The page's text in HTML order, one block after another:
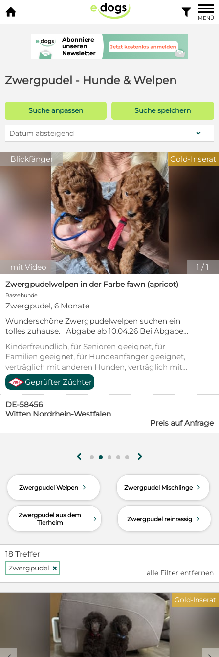
 
MENÜ
Zwergpudel - Hunde & Welpen
Suche anpassen Suche speichern
Datum absteigend
Blickfänger
1 /1
mit Video
Gold-Inserat
Zwergpudelwelpen in der Farbe fawn (apricot)
Rassehunde
Zwergpudel, 6 Monate
Wunderschöne Zwergpudelwelpen suchen ein
tolles zuhause. Abgabe ab 10.04.26 Bei Abgabe
geimpft, gechipt, mehrfach entwurmt. - VDH
Papiere. Die Eltern sind auf Erbkrankheiten
untersucht. Bei Interesse rufen Sie mich gerne an :
02302/ 73522
Kinderfreundlich, für Senioren geeignet, für
Familien geeignet, für Hundeanfänger geeignet,
verträglich mit anderen Hunden, verträglich mit
Katzen, geimpft (mind. Pflichtimpfungen),
entwurmt, gechipt, mit EU-Heimtierausweis,
Welpenwurf, Allergikerfreundlich
Geprüfter Züchter
DE-58456
Witten Nordrhein-Westfalen
Preis auf Anfrage
g h
Zwergpudel Welpen d Zwergpudel Mischlinge d
Zwergpudel aus dem
Tierheim
d Zwergpudel reinrassig d
18 Treffer
Zwergpudel H
alle Filter entfernen
Gold-Inserat